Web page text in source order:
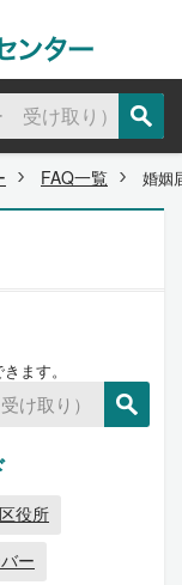
FAQ一覧 婚姻
ます。
区役所
ー